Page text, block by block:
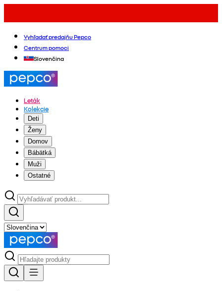
Vyhľadať predajňu Pepco
Centrum pomoci
Slovenčina
Leták
Kolekcie
Deti
Ženy
Domov
Bábätká
Muži
Ostatné